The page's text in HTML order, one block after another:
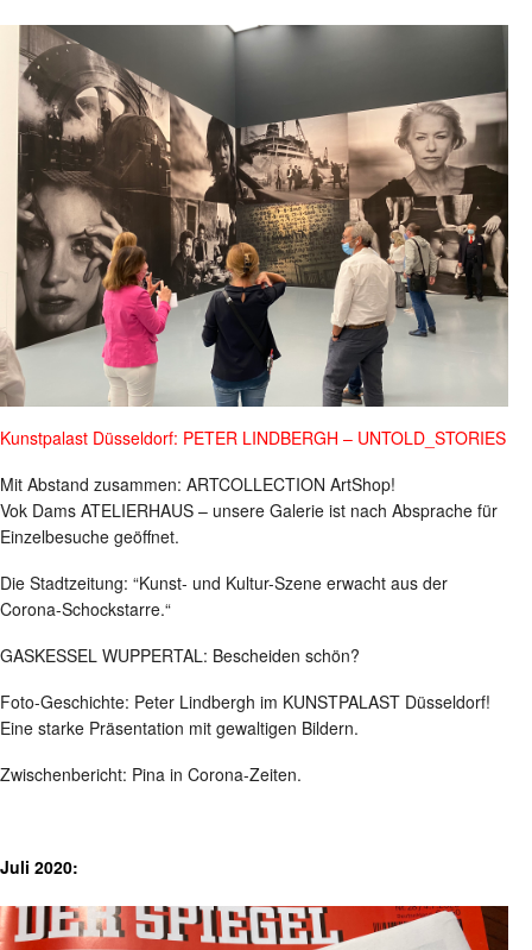
Kunstpalast Düsseldorf: PETER LINDBERGH – UNTOLD_STORIES
Mit Abstand zusammen: ARTCOLLECTION ArtShop!
Vok Dams ATELIERHAUS – unsere Galerie ist nach Absprache für
Einzelbesuche geöffnet.
Die Stadtzeitung: “Kunst- und Kultur-Szene erwacht aus der
Corona-Schockstarre.“
GASKESSEL WUPPERTAL: Bescheiden schön?
Foto-Geschichte: Peter Lindbergh im KUNSTPALAST Düsseldorf!
Eine starke Präsentation mit gewaltigen Bildern.
Zwischenbericht: Pina in Corona-Zeiten.
Juli 2020: